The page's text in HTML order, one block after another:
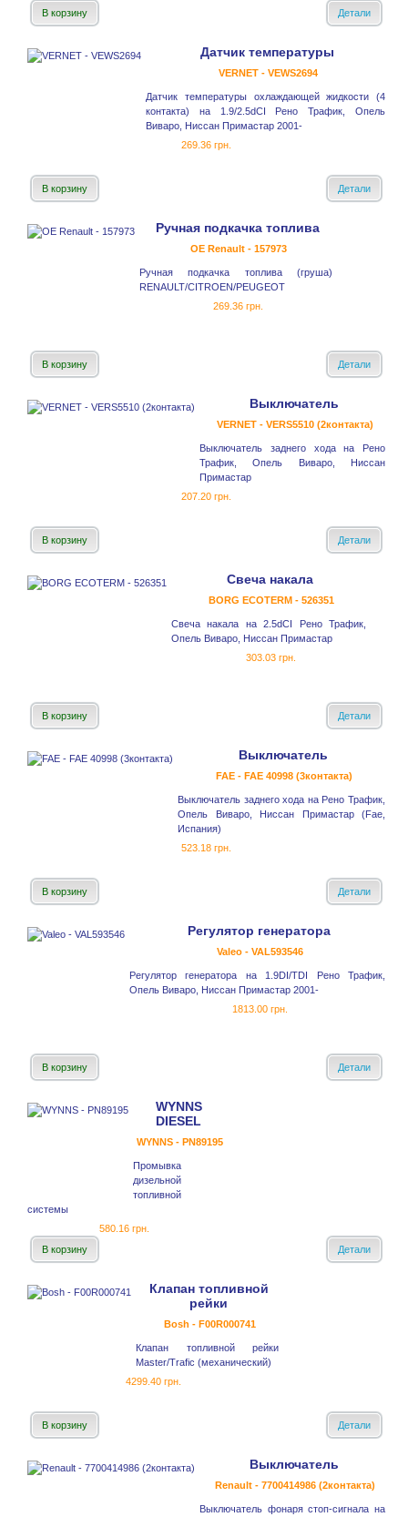
В корзину Детали
Датчик температуры
VERNET - VEWS2694
Датчик температуры охлаждающей жидкости (4
контакта) на 1.9/2.5dCI Рено Трафик, Опель
Виваро, Ниссан Примастар 2001-
269.36 грн.
В корзину Детали
Ручная подкачка топлива
OE Renault - 157973
Ручная подкачка топлива (груша)
RENAULT/CITROEN/PEUGEOT
269.36 грн.
В корзину Детали
Выключатель
VERNET - VERS5510 (2контакта)
Выключатель заднего хода на Рено
Трафик, Опель Виваро, Ниссан
Примастар
207.20 грн.
В корзину Детали
Свеча накала
BORG ECOTERM - 526351
Свеча накала на 2.5dCI Рено Трафик,
Опель Виваро, Ниссан Примастар
303.03 грн.
В корзину Детали
Выключатель
FAE - FAE 40998 (3контакта)
Выключатель заднего хода на Рено Трафик,
Опель Виваро, Ниссан Примастар (Fae,
Испания)
523.18 грн.
В корзину Детали
Регулятор генератора
Valeo - VAL593546
Регулятор генератора на 1.9DI/TDI Рено Трафик,
Опель Виваро, Ниссан Примастар 2001-
1813.00 грн.
В корзину Детали
WYNNS
DIESEL
WYNNS - PN89195
Промывка
дизельной
топливной
системы
580.16 грн.
В корзину
Детали
Клапан топливной
рейки
Bosh - F00R000741
Клапан топливной рейки
Master/Trafic (механический)
4299.40 грн.
В корзину Детали
Выключатель
Renault - 7700414986 (2контакта)
Выключатель фонаря стоп-сигнала на